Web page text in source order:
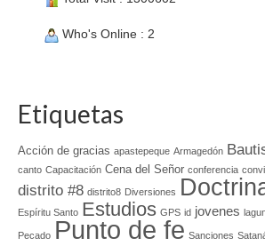
Who's Online : 2
Etiquetas
Acción de gracias apastepeque Armagedón
canto Capacitación Cena del Señor conferencia
distrito #8 distrito8 Diversiones
Espíritu Santo Estudios GPS id jovenes
Pecado Punto de fe Sanciones